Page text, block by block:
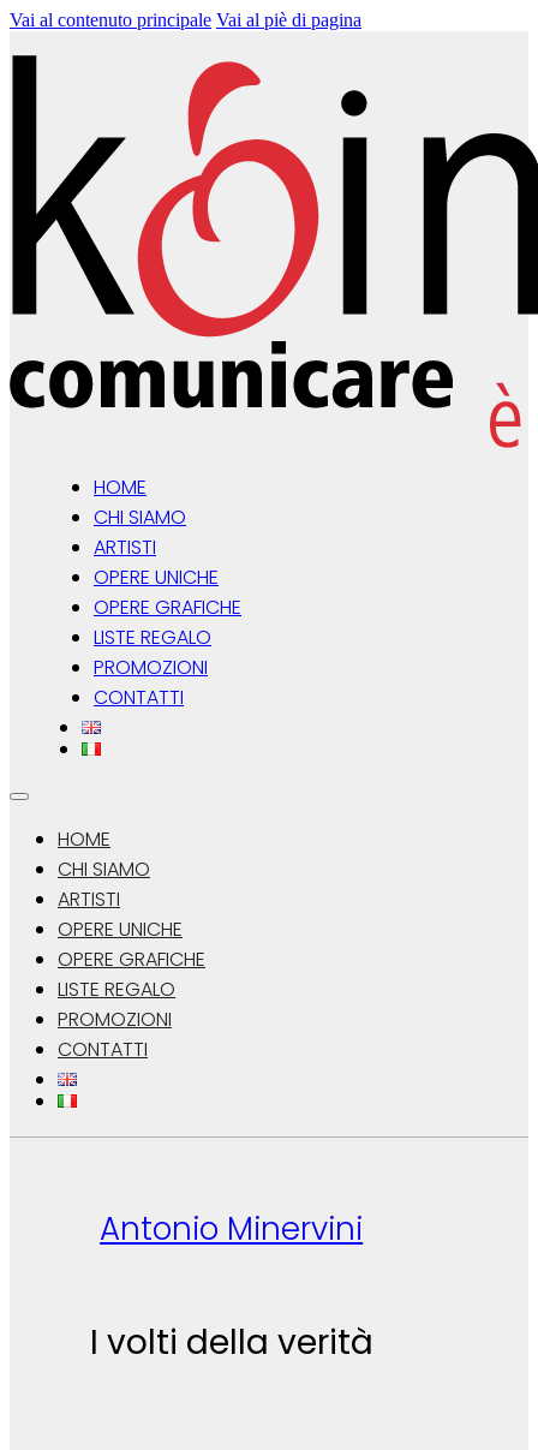
Vai al contenuto principale Vai al piè di pagina
HOME
CHI SIAMO
ARTISTI
OPERE UNICHE
OPERE GRAFICHE
LISTE REGALO
PROMOZIONI
CONTATTI
HOME
CHI SIAMO
ARTISTI
OPERE UNICHE
OPERE GRAFICHE
LISTE REGALO
PROMOZIONI
CONTATTI
Antonio Minervini
I volti della verità